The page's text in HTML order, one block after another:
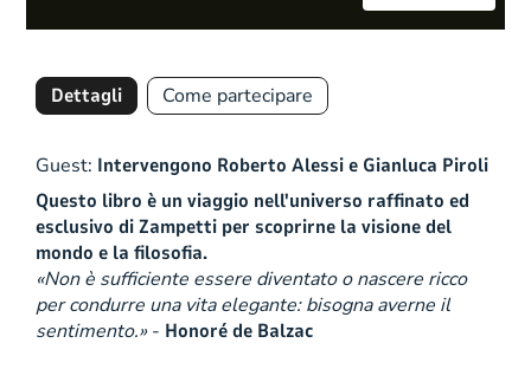
Dettagli Come partecipare
Guest: Intervengono Roberto Alessi e Gianluca Piroli
Questo libro è un viaggio nell'universo raffinato ed
esclusivo di Zampetti per scoprirne la visione del
mondo e la filosofia.
«Non è sufficiente essere diventato o nascere ricco
per condurre una vita elegante: bisogna averne il
sentimento.»- Honoré de Balzac